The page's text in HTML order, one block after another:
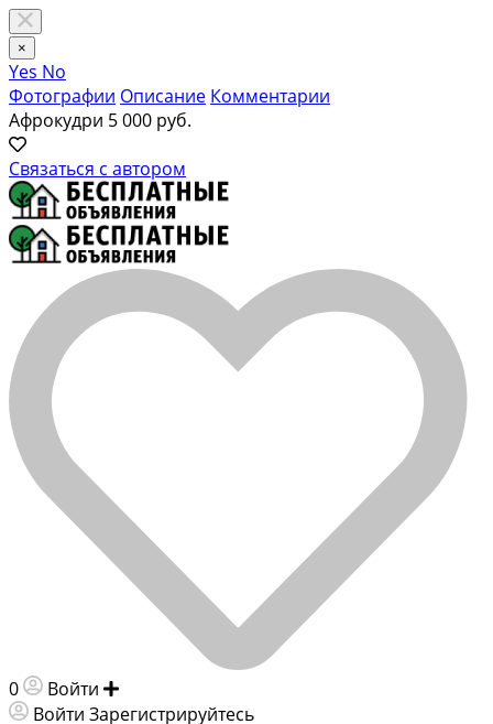
×
Yes No
Фотографии Описание Комментарии
Афрокудри 5 000 руб.
Связаться с автором
0 Войти
Войти Зарегистрируйтесь